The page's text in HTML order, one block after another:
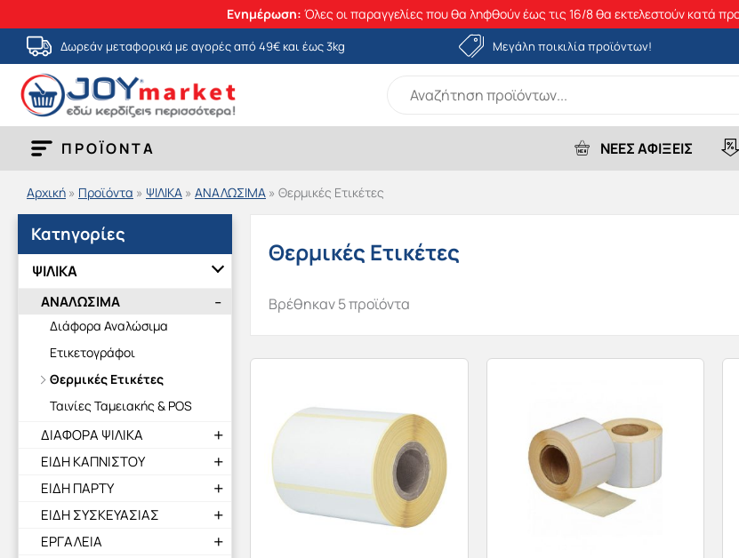
Ενημέρωση: Όλες οι παραγγελίες που θα ληφθούν έως τις 16/8 θα εκτελεστούν κατά
Μετάβαση
στο
περιεχόμενο
Δωρεάν μεταφορικά με αγορές από 49€ και έως 3kg Μεγάλη ποικιλία προϊόντων!
ΠΡΟΪΟΝΤΑ ΝΕΕΣ ΑΦΙΞΕΙΣ
Αρχική » Προϊόντα » ΨΙΛΙΚΑ » ΑΝΑΛΩΣΙΜΑ » Θερμικές Ετικέτες
Κατηγορίες
ΨΙΛΙΚΑ
ΑΝΑΛΩΣΙΜΑ
Διάφορα Αναλώσιμα
Ετικετογράφοι
Θερμικές Ετικέτες
Ταινίες Ταμειακής & POS
ΔΙΑΦΟΡΑ ΨΙΛΙΚΑ
ΕΙΔΗ ΚΑΠΝΙΣΤΟΥ
ΕΙΔΗ ΠΑΡΤΥ
ΕΙΔΗ ΣΥΣΚΕΥΑΣΙΑΣ
ΕΡΓΑΛΕΙΑ
Θερμικές Ετικέτες
Βρέθηκαν 5 προϊόντα